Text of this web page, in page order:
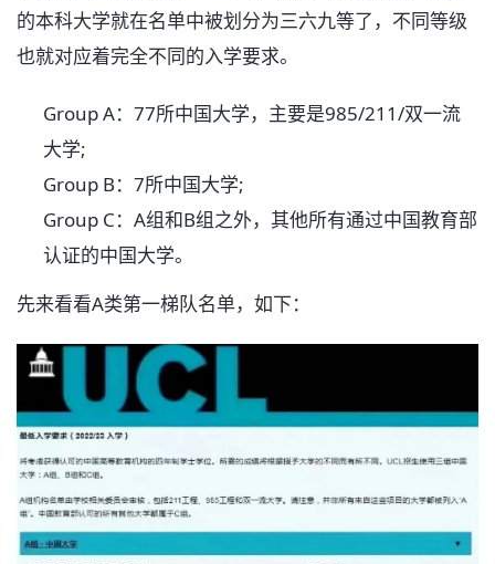
的本科大学就在名单中被划分为三六九等了，不同等级
也就对应着完全不同的入学要求。
Group A：77所中国大学，主要是985/211/双一流
大学;
Group B：7所中国大学;
Group C：A组和B组之外，其他所有通过中国教育部
认证的中国大学。
先来看看A类第一梯队名单，如下：